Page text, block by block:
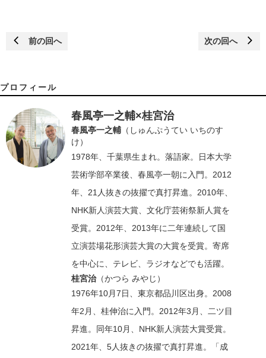
前の回へ 次の回へ
プロフィール
春風亭一之輔×桂宮治
春風亭一之輔 （しゅんぷうてい いちのす
け）
1978年、千葉県生まれ。落語家。日本大学
芸術学部卒業後、春風亭一朝に入門。2012
年、21人抜きの抜擢で真打昇進。2010年、
NHK新人演芸大賞、文化庁芸術祭新人賞を
受賞。2012年、2013年に二年連続して国
立演芸場花形演芸大賞の大賞を受賞。寄席
を中心に、テレビ、ラジオなどでも活躍。
桂宮治（かつら みやじ）
1976年10月7日、東京都品川区出身。2008
年2月、桂伸治に入門。2012年3月、二ツ目
昇進。同年10月、NHK新人演芸大賞受賞。
2021年、5人抜きの抜擢で真打昇進。「成